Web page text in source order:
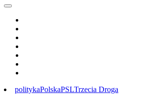
politykaPolskaPSLTrzecia Droga